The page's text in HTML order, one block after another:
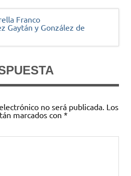
Franco
Gaytán y González de
no será publicada. Los
marcados con *